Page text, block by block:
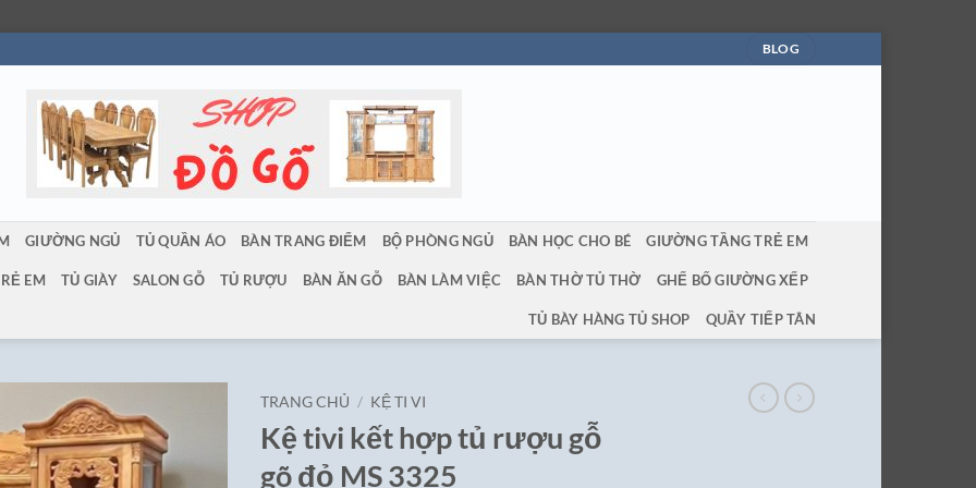
BLOG
GIƯỜNG NGỦ TỦ QUẦN ÁO BÀN TRANG ĐIỂM BỘ PHÒNG NGỦ BÀN HỌC CHO BÉ GIƯỜNG TẦNG TRẺ EM
EM TỦ GIÀY SALON GỖ TỦ RƯỢU BÀN ĂN GỖ BÀN LÀM VIỆC BÀN THỜ TỦ THỜ GHẾ BỐ GIƯỜNG XẾP
TỦ BÀY HÀNG TỦ SHOP QUẦY TIẾP TÂN
TRANG CHỦ / KỆ TI VI
Kệ tivi kết hợp tủ rượu gỗ
gõ đỏ MS 3325